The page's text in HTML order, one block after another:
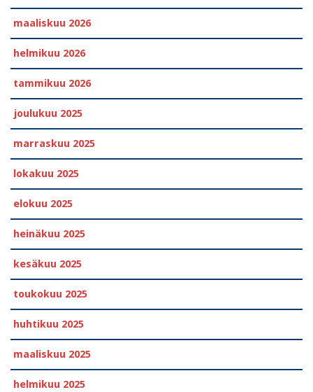
maaliskuu 2026
helmikuu 2026
tammikuu 2026
joulukuu 2025
marraskuu 2025
lokakuu 2025
elokuu 2025
heinäkuu 2025
kesäkuu 2025
toukokuu 2025
huhtikuu 2025
maaliskuu 2025
helmikuu 2025